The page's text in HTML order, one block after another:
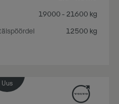
19000 - 21600 kg
12500 kg
Uus